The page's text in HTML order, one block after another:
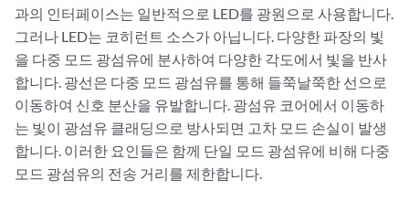
과의 인터페이스는 일반적으로 LED를 광원으로 사용합니다.
그러나 LED는 코히런트 소스가 아닙니다. 다양한 파장의 빛
을 다중 모드 광섬유에 분사하여 다양한 각도에서 빛을 반사
합니다. 광선은 다중 모드 광섬유를 통해 들쭉날쭉한 선으로
이동하여 신호 분산을 유발합니다. 광섬유 코어에서 이동하
는 빛이 광섬유 클래딩으로 방사되면 고차 모드 손실이 발생
합니다. 이러한 요인들은 함께 단일 모드 광섬유에 비해 다중
모드 광섬유의 전송 거리를 제한합니다.